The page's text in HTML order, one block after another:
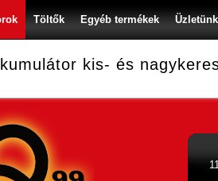
Töltők Egyéb termékek Üzletünk
kis- és